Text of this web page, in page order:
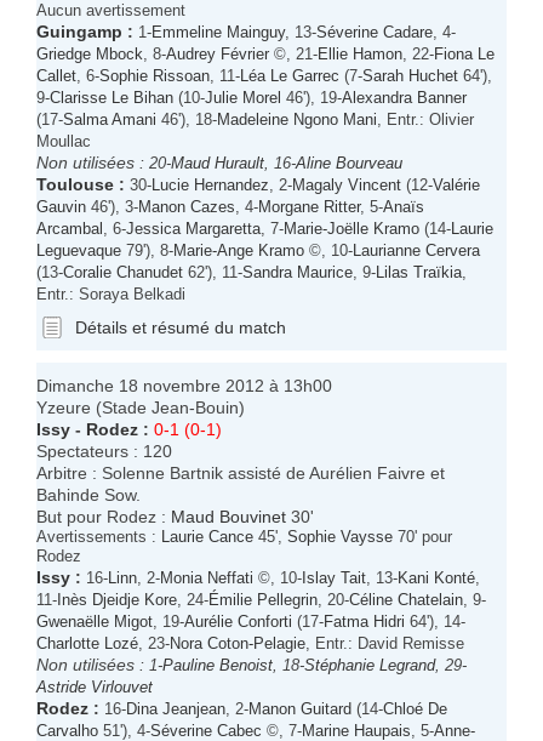
Aucun avertissement
Guingamp : 1-Emmeline Mainguy, 13-Séverine Cadare , 4-
Griedge Mbock , 8-Audrey Février ©, 21-Ellie Hamon , 22-Fiona Le
Callet , 6-Sophie Rissoan , 11- Léa Le Garrec (7-Sarah Huchet 64'),
9-Clarisse Le Bihan (10-Julie Morel 46'), 19-Alexandra Banner
(17-Salma Amani 46'), 18-Madeleine Ngono Mani , Entr.: Olivier
Moullac
Non utilisées : 20-Maud Hurault , 16-Aline Bourveau
Toulouse : 30- Lucie Hernandez , 2-Magaly Vincent (12-Valérie
Gauvin 46'), 3-Manon Cazes , 4-Morgane Ritter, 5-Anaïs
Arcambal
, 6-Jessica Margaretta , 7-Marie-Joëlle Kramo (14- Laurie
Leguevaque 79'), 8-Marie-Ange Kramo ©, 10- Laurianne Cervera
(13-Coralie Chanudet 62'), 11-Sandra Maurice , 9- Lilas Traïkia
Entr.: Soraya Belkadi
Détails et résumé du match
Dimanche 18 novembre 2012 à 13h00
Yzeure (Stade Jean-Bouin)
Issy - Rodez : 0-1 (0-1)
Spectateurs : 120
Arbitre : Solenne Bartnik assisté de Aurélien Faivre et
Bahinde Sow.
But pour Rodez : Maud Bouvinet 30'
Avertissements : Laurie Cance 45', Sophie Vaysse 70' pour
Rodez
Issy : 16- Linn , 2-Monia Neffati ©, 10- Islay Tait , 13-Kani Konté
11- Inès Djeidje Kore , 24-Émilie Pellegrin , 20-Céline Chatelain , 9-
Gwenaëlle Migot , 19-Aurélie Conforti (17-Fatma Hidri 64'), 14-
Charlotte Lozé , 23-Nora Coton-Pelagie , Entr.: David Remisse
Non utilisées : 1-Pauline Benoist , 18-Stéphanie Legrand, 29-
Astride Virlouvet
Rodez : 16-Dina Jeanjean , 2-Manon Guitard (14-Chloé De
Carvalho 51'), 4-Séverine Cabec ©, 7-Marine Haupais , 5-Anne-